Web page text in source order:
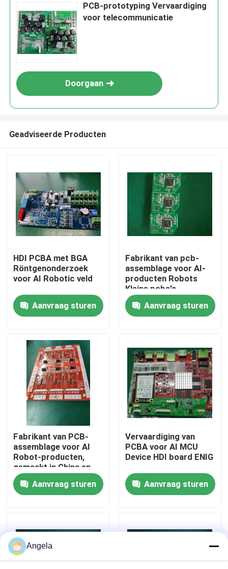
Thuis
Producten
Over ons
Fabrieksreis
Kwaliteitscontrole
Contacteer ons
nieuws
Vraag een offerte aan
EMS-pcba
PCB-prototyping Vervaardiging
voor telecommunicatie
Doorgaan
Geadviseerde Producten
HDI PCBA met BGA
Röntgenonderzoek
voor AI Robotic veld
Aanvraag sturen
Fabrikant van pcb-
assemblage voor AI-
producten Robots
Kleine pcba's
Aanvraag sturen
Fabrikant van PCB-
assemblage voor AI
Robot-producten,
gemaakt in China en
gemaakt in Cambodja
Aanvraag sturen
Vervaardiging van
PCBA voor AI MCU
Device HDI board ENIG
Aanvraag sturen
Angela